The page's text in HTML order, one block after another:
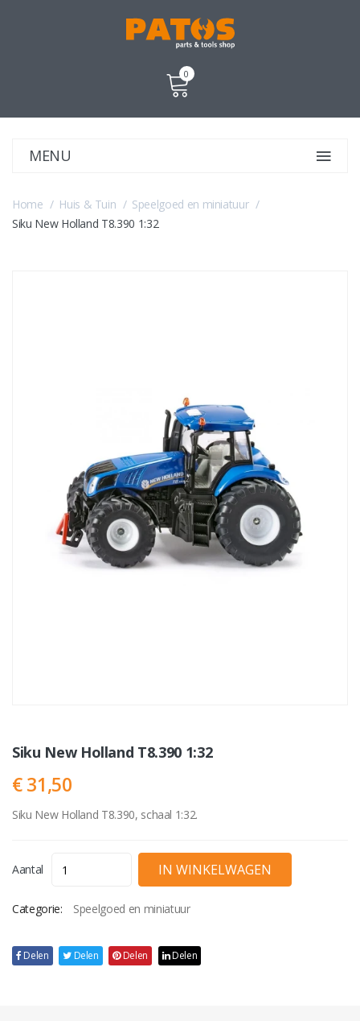
0
MENU
Home Huis & Tuin
Speelgoed en miniatuur
Siku New Holland T8.390 1:32
Siku New Holland T8.390 1:32
€ 31,50
Siku New Holland T8.390, schaal 1:32.
Aantal
Categorie: Speelgoed en miniatuur
Delen Delen Delen Delen